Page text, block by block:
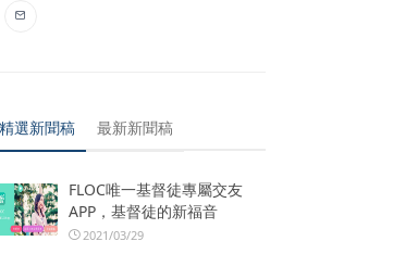
精選新聞稿 最新新聞稿
FLOC唯一基督徒專屬交友
APP，基督徒的新福音
2021/03/29